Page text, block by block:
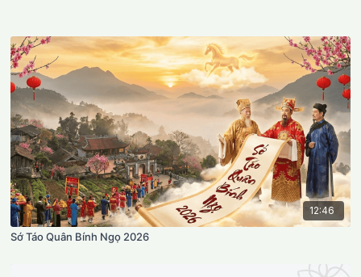
12:46
Sớ Táo Quân Bính Ngọ 2026